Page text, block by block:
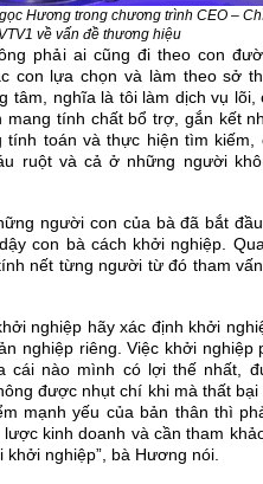
Hương trong chương trình CEO –
về vấn đề thương hiệu
phải ai cũng đi theo con
con lựa chọn và làm theo sở
tâm, nghĩa là tôi làm dịch vụ lõi,
tính chất bổ trợ, gắn kết
tính toán và thực hiện tìm kiếm,
ruột và cả ở những người
người con của bà đã bắt
con bà cách khởi nghiệp.
nết từng người từ đó tham
nghiệp hãy xác định khởi
nghiệp riêng. Việc khởi nghiệp
cái nào mình có lợi thế nhất,
được nhụt chí khi mà thất
mạnh yếu của bản thân thì
kinh doanh và cần tham
nghiệp”, bà Hương nói.